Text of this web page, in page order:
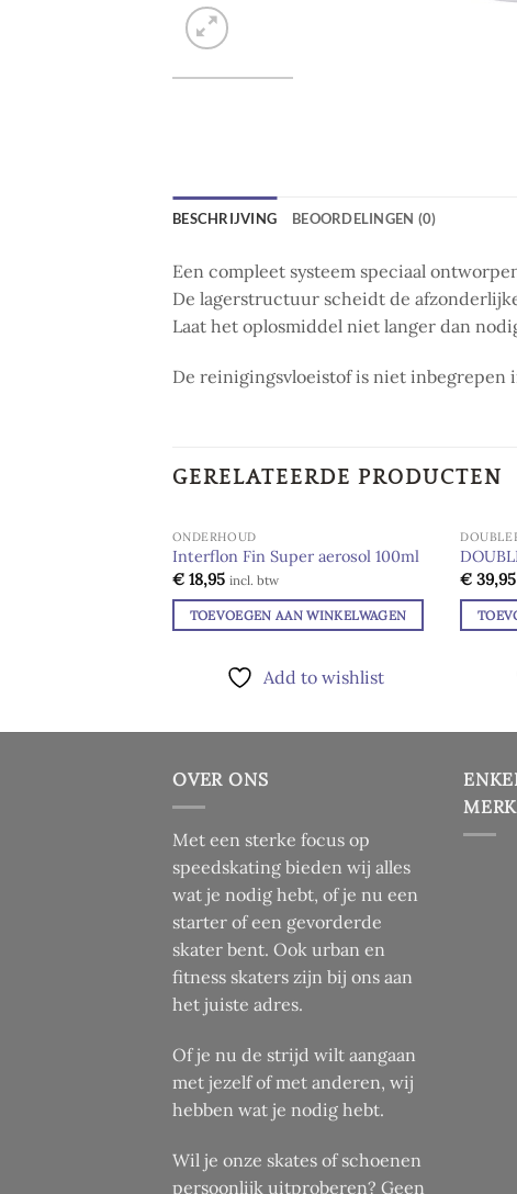
BESCHRIJVING BEOORDELINGEN (0)
Een compleet systeem speciaal
De lagerstructuur scheidt de
Laat het oplosmiddel niet langer dan
De reinigingsvloeistof is niet inbegrepen
GERELATEERDE PRODUCTEN
ONDERHOUD
Interflon Fin Super aerosol 100ml
€18,95 incl. btw
TOEVOEGEN AAN WINKELWAGEN
Add to wishlist
€ 39,95
OVER ONS
Met een sterke focus op
speedskating bieden wij alles
wat je nodig hebt, of je nu een
starter of een gevorderde
skater bent. Ook urban en
fitness skaters zijn bij ons aan
het juiste adres.
Of je nu de strijd wilt aangaan
met jezelf of met anderen, wij
hebben wat je nodig hebt.
Wil je onze skates of schoenen
persoonlijk uitproberen? Geen